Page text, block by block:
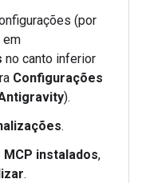
(por
em
no canto inferior
Configurações
).
.
instalados,
.